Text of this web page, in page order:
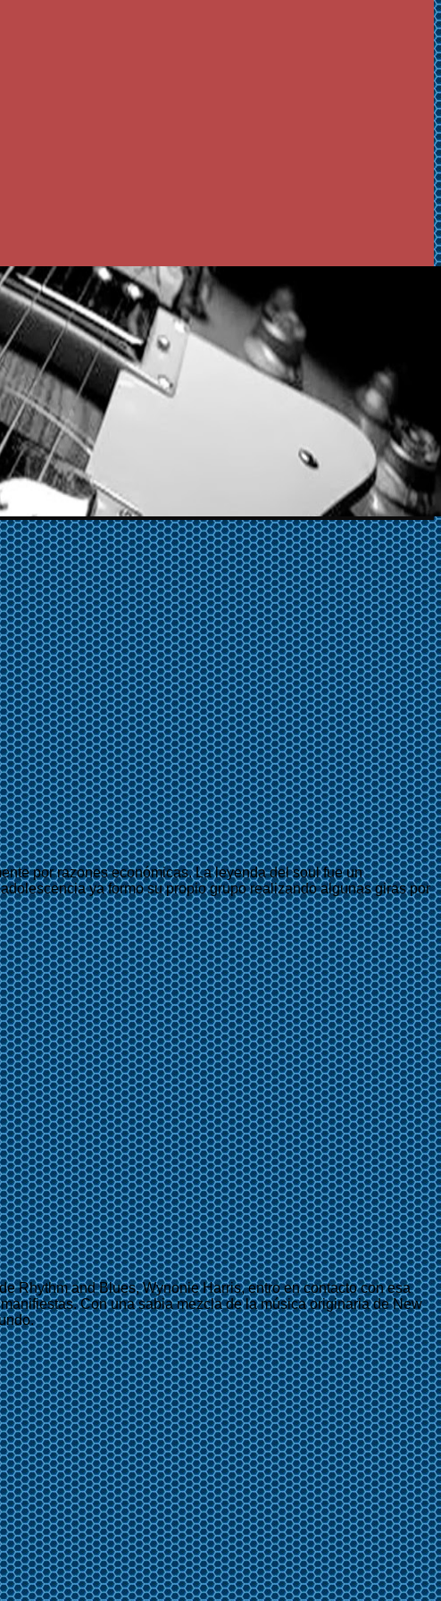
por razones económicas. La leyenda del soul fue un
ya formo su propio grupo realizando algunas giras por
Rhythm and Blues, Wynonie Harris, entro en contacto con esa
Con una sabia mezcla de la música originaria de New